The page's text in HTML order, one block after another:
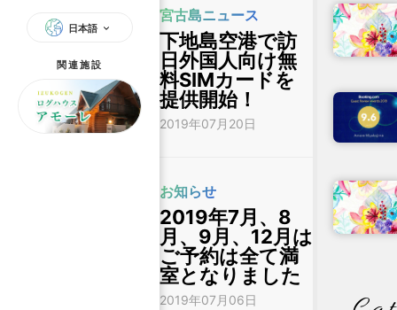
日本語
関連施設
宮古島ニュース
下地島空港で訪
日外国人向け無
料SIMカードを
提供開始！
2019年07月20日
お知らせ
2019年7月、8
月、9月、12月は
ご予約は全て満
室となりました
2019年07月06日